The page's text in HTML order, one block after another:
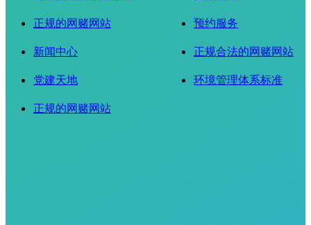
正规的网赌网站
新闻中心
党建天地
正规的网赌网站
预约服务
正规合法的网赌网站
环境管理体系标准